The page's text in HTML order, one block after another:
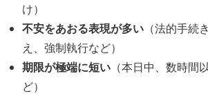
け）
不安をあおる表現が多い （法的手続
え、強制執行など）
期限が極端に短い （本日中、数時間
ど）